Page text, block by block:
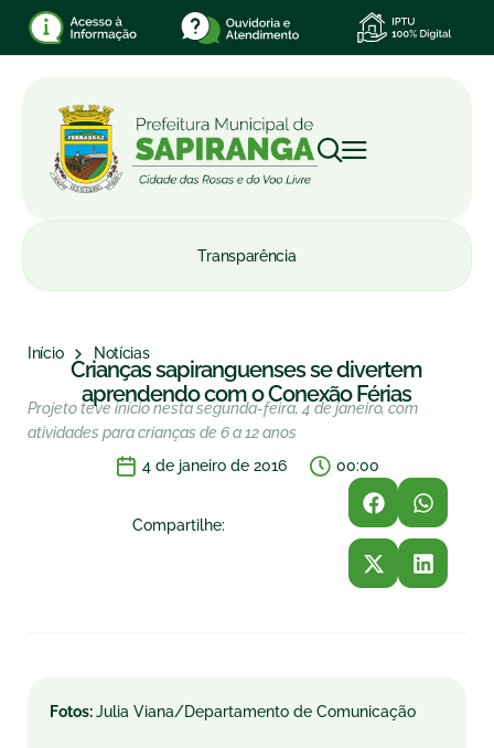
Transparência
Início Notícias
Crianças sapiranguenses se divertem
aprendendo com o Conexão Férias
Projeto teve início nesta segunda-feira, 4 de janeiro, com
atividades para crianças de 6 a 12 anos
4 de janeiro de 2016
00:00
Compartilhe:
Fotos:Julia Viana/Departamento de Comunicação